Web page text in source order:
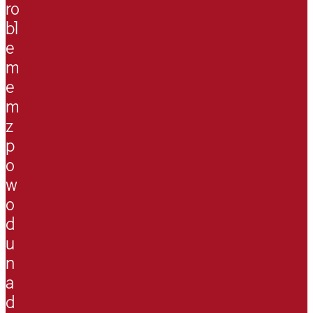
ro
bl
e
m
e
m
z
p
o
w
o
d
u
n
a
d